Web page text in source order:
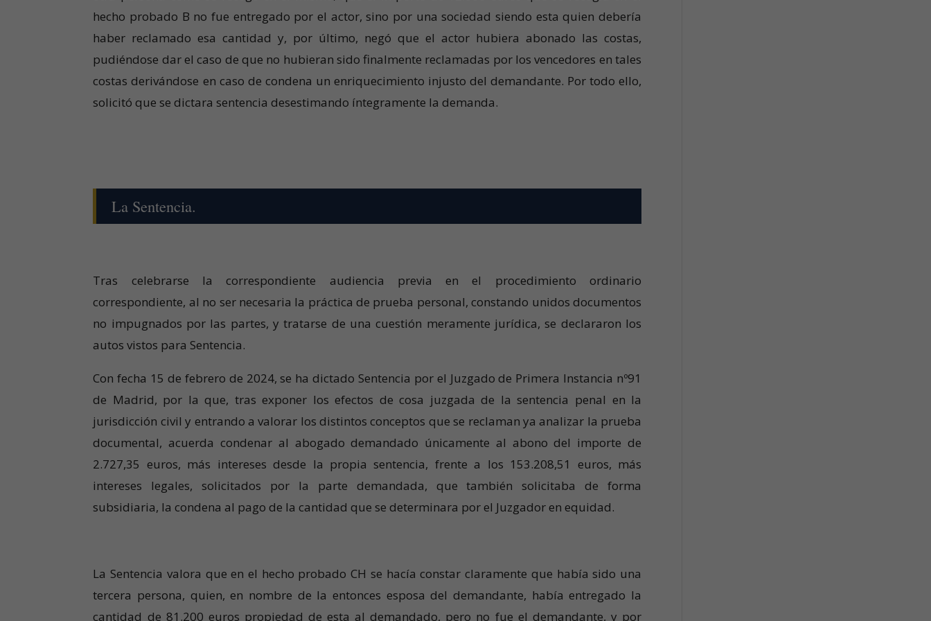
hecho probado B no fue entregado por el actor, sino por una sociedad siendo esta quien debería
haber reclamado esa cantidad y, por último, negó que el actor hubiera abonado las costas,
pudiéndose dar el caso de que no hubieran sido finalmente reclamadas por los vencedores en tales
costas derivándose en caso de condena un enriquecimiento injusto del demandante. Por todo ello,
solicitó que se dictara sentencia desestimando íntegramente la demanda.
La Sentencia.
Tras celebrarse la correspondiente audiencia previa en el procedimiento ordinario
correspondiente, al no ser necesaria la práctica de prueba personal, constando unidos documentos
no impugnados por las partes, y tratarse de una cuestión meramente jurídica, se declararon los
autos vistos para Sentencia.
Con fecha 15 de febrero de 2024, se ha dictado Sentencia por el Juzgado de Primera Instancia nº91
de Madrid, por la que, tras exponer los efectos de cosa juzgada de la sentencia penal en la
jurisdicción civil y entrando a valorar los distintos conceptos que se reclaman ya analizar la prueba
documental, acuerda condenar al abogado demandado únicamente al abono del importe de
2.727,35 euros, más intereses desde la propia sentencia, frente a los 153.208,51 euros, más
intereses legales, solicitados por la parte demandada, que también solicitaba de forma
subsidiaria, la condena al pago de la cantidad que se determinara por el Juzgador en equidad.
La Sentencia valora que en el hecho probado CH se hacía constar claramente que había sido una
tercera persona, quien, en nombre de la entonces esposa del demandante, había entregado la
cantidad de 81.200 euros propiedad de esta al demandado, pero no fue el demandante, y por